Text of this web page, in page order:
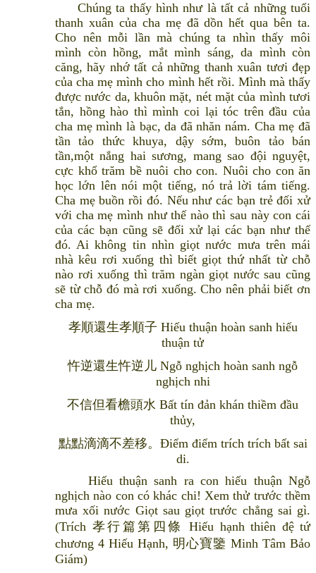
Chúng ta thấy hình như là tất cả những tuổi
thanh xuân của cha mẹ đã dồn hết qua bên ta.
Cho nên mỗi lần mà chúng ta nhìn thấy môi
mình còn hồng, mắt mình sáng, da mình còn
căng, hãy nhớ tất cả những thanh xuân tươi đẹp
của cha mẹ mình cho mình hết rồi. Mình mà thấy
được nước da, khuôn mặt, nét mặt của mình tươi
tắn, hồng hào thì mình coi lại tóc trên đầu của
cha mẹ mình là bạc, da đã nhăn nám. Cha mẹ đã
tần tảo thức khuya, dậy sớm, buôn tảo bán
tần,một nắng hai sương, mang sao đội nguyệt,
cực khổ trăm bề nuôi cho con. Nuôi cho con ăn
học lớn lên nói một tiếng, nó trả lời tám tiếng.
Cha mẹ buồn rồi đó. Nếu như các bạn trẻ đối xử
với cha mẹ mình như thế nào thì sau này con cái
của các bạn cũng sẽ đối xử lại các bạn như thế
đó. Ai không tin nhìn giọt nước mưa trên mái
nhà kêu rơi xuống thì biết giọt thứ nhất từ chỗ
nào rơi xuống thì trăm ngàn giọt nước sau cũng
sẽ từ chỗ đó mà rơi xuống. Cho nên phải biết ơn
cha mẹ.
孝順還生孝順子 Hiếu thuận hoàn sanh hiếu
thuận tử
忤逆還生忤逆儿 Ngỗ nghịch hoàn sanh ngỗ
nghịch nhi
不信但看檐頭水 Bất tín đản khán thiềm đầu
thủy,
點點滴滴不差移。Điểm điểm trích trích bất sai
di.
Hiếu thuận sanh ra con hiếu thuận Ngỗ
nghịch nào con có khác chi! Xem thử trước thềm
mưa xối nước Giọt sau giọt trước chẳng sai gì.
(Trích 孝行篇第四條 Hiếu hạnh thiên đệ tứ
chương 4 Hiếu Hạnh, 明心寶鑒 Minh Tâm Bảo
Giám)